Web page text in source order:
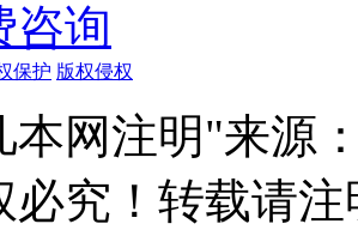
咨询
保护 版权侵权
本网注明"来源
必究！转载请